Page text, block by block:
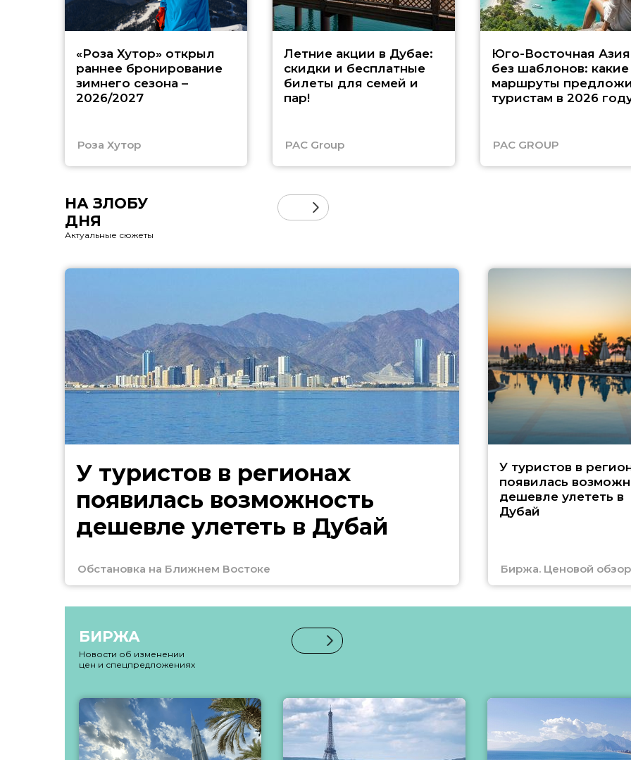
«Роза Хутор» открыл
раннее бронирование
зимнего сезона –
2026/2027
Роза Хутор
Летние акции в Дубае:
скидки и бесплатные
билеты для семей и
пар!
PAC Group
Юго-Восточная Азия
без шаблонов: какие
маршруты
туристам в 2026
PAC GROUP
НА ЗЛОБУ
ДНЯ
Актуальные сюжеты
У туристов в регионах
появилась возможность
дешевле улететь в Дубай
Обстановка на Ближнем Востоке
У туристов в
появилась
дешевле улететь в
Дубай
Биржа. Ценовой обзор
БИРЖА
Новости об изменении
цен и спецпредложениях